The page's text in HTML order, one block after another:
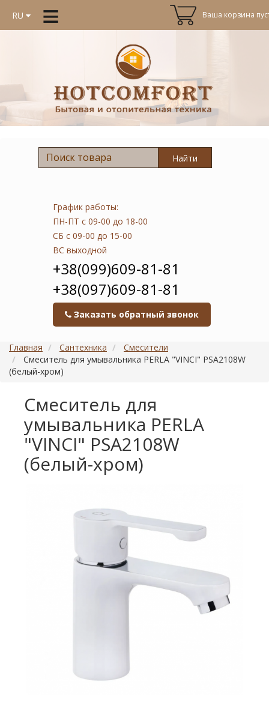
RU ≡ Ваша корзина
Найти
График работы:
ПН-ПТ с 09-00 до 18-00
СБ с 09-00 до 15-00
ВС выходной
+38(099)609-81-81
+38(097)609-81-81
Заказать обратный звонок
Главная Сантехника
Смесители
Смеситель для умывальника PERLA "VINCI" PSA2108W
(белый-хром)
Смеситель для
умывальника PERLA
"VINCI" PSA2108W
(белый-хром)